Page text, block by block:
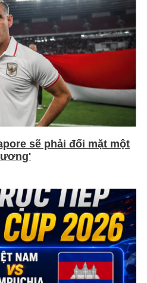
sẽ phải đối mặt một